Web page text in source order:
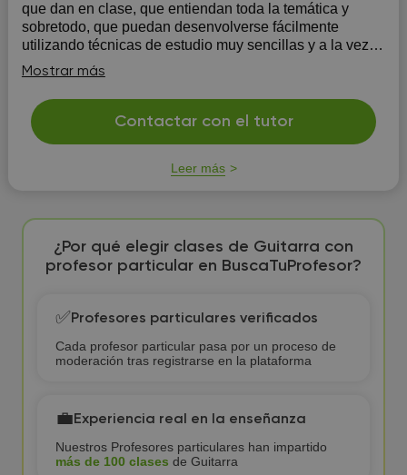
que dan en clase, que entiendan toda la temática y
sobretodo, que puedan desenvolverse fácilmente
utilizando técnicas de estudio muy sencillas y a la vez
probadas. El 95% de los alumnos superan con facilidad
las evaluaciones.
Mostrar más
Contactar con el tutor
Leer más
¿Por qué elegir clases de Guitarra con
profesor particular en BuscaTuProfesor?
✅Profesores particulares verificados
Cada profesor particular pasa por un proceso de
moderación tras registrarse en la plataforma
💼Experiencia real en la enseñanza
Nuestros Profesores particulares han impartido
más de 100 clases de Guitarra